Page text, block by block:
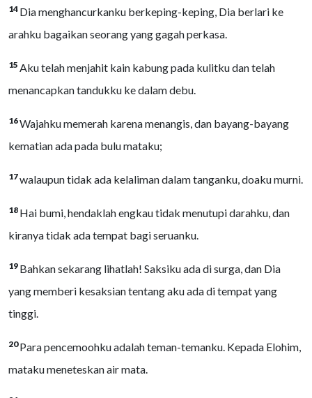
14 Dia menghancurkanku berkeping-keping, Dia berlari ke
arahku bagaikan seorang yang gagah perkasa.
15 Aku telah menjahit kain kabung pada kulitku dan telah
menancapkan tandukku ke dalam debu.
16Wajahku memerah karena menangis, dan bayang-bayang
kematian ada pada bulu mataku;
17walaupun tidak ada kelaliman dalam tanganku, doaku murni.
18 Hai bumi, hendaklah engkau tidak menutupi darahku, dan
kiranya tidak ada tempat bagi seruanku.
19 Bahkan sekarang lihatlah! Saksiku ada di surga, dan Dia
yang memberi kesaksian tentang aku ada di tempat yang
tinggi.
20Para pencemoohku adalah teman-temanku. Kepada Elohim,
mataku meneteskan air mata.